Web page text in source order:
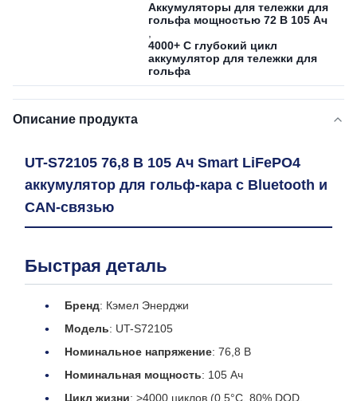
Аккумуляторы для тележки для
гольфа мощностью 72 В 105 Ач
4000+ C глубокий цикл
аккумулятор для тележки для
гольфа
Описание продукта
UT-S72105 76,8 В 105 Ач Smart LiFePO4
аккумулятор для гольф-кара с Bluetooth и
CAN-связью
Быстрая деталь
Бренд: Кэмел Энерджи
Модель: UT-S72105
Номинальное напряжение: 76,8 В
Номинальная мощность: 105 Ач
Цикл жизни: >4000 циклов (0,5°C, 80% DOD,